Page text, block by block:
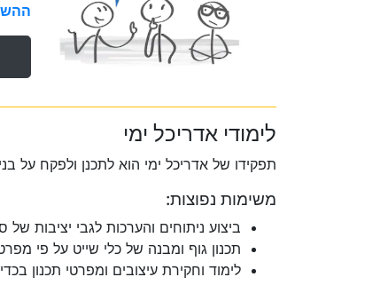
לימודי אדריכל ימי
תפקידו של אדריכל ימי הוא לתכנן ולפקח על
משימות נפוצות:
ביצוע ניתוחים והערכות לגבי יציבות של
תכנון גוף ומבנה של כלי שייט על פי
לימוד וחקירת עיצובים ומפרטי תכנון